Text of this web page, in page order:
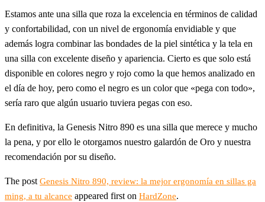
Estamos ante una silla que roza la excelencia en términos de calidad
y confortabilidad, con un nivel de ergonomía envidiable y que
además logra combinar las bondades de la piel sintética y la tela en
una silla con excelente diseño y apariencia. Cierto es que solo está
disponible en colores negro y rojo como la que hemos analizado en
el día de hoy, pero como el negro es un color que «pega con todo»,
sería raro que algún usuario tuviera pegas con eso.
En definitiva, la Genesis Nitro 890 es una silla que merece y mucho
la pena, y por ello le otorgamos nuestro galardón de Oro y nuestra
recomendación por su diseño.
The post Genesis Nitro 890, review: la mejor ergonomía en sillas ga
ming, a tu alcance appeared first on HardZone.